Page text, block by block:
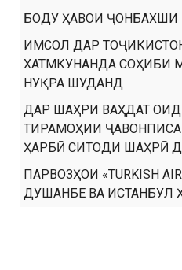
БОДУ ҲАВОИ ҶОНБАХШИ
ИМСОЛ ДАР
ХАТМКУНАНДА СОҲИБИ
НУҚРА ШУДАНД
ДАР ШАҲРИ ВАҲДАТ
ТИРАМОҲИИ
ҲАРБӢ СИТОДИ ШАҲРӢ
ПАРВОЗҲОИ «TURKISH
ДУШАНБЕ ВА ИСТАНБУЛ